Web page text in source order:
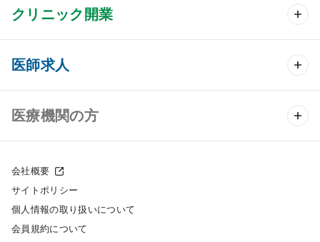
クリニック開業
クリニック開業 TOP
クリニック物件検索
クリニックの開業スタイル
クリニック開業までの流れ
医師求人
医師求人 TOP
常勤求人検索
非常勤求人検索
スポット求人検索
医療機関の方
採用をお考えの医療機関の方
会社概要
サイトポリシー
個人情報の取り扱いについて
会員規約について